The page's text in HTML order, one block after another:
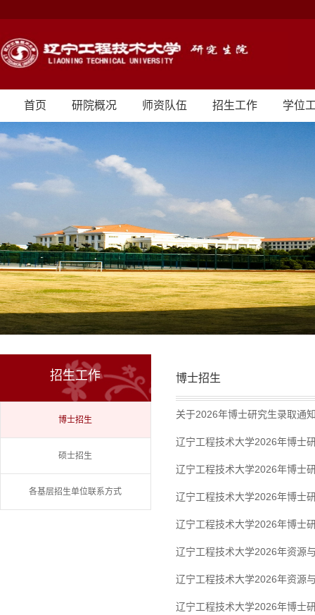
首页 研院概况 师资队伍 招生工作 学位
招生工作
博士招生
硕士招生
各基层招生单位联系方式
博士招生
关于2026年博士研究生录取通
辽宁工程技术大学2026年博士
辽宁工程技术大学2026年博士
辽宁工程技术大学2026年博士
辽宁工程技术大学2026年博士
辽宁工程技术大学2026年资源
辽宁工程技术大学2026年资源
辽宁工程技术大学2026年博士